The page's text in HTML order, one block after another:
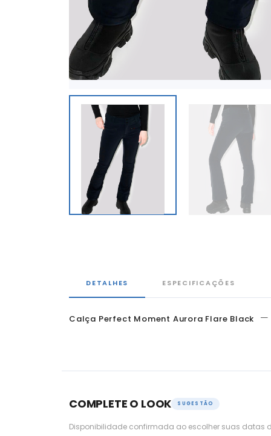
DETALHES ESPECIFICAÇÕES
Calça Perfect Moment Aurora Flare Black —
COMPLETE O LOOK SUGESTÃO
Disponibilidade confirmada ao escolher suas datas